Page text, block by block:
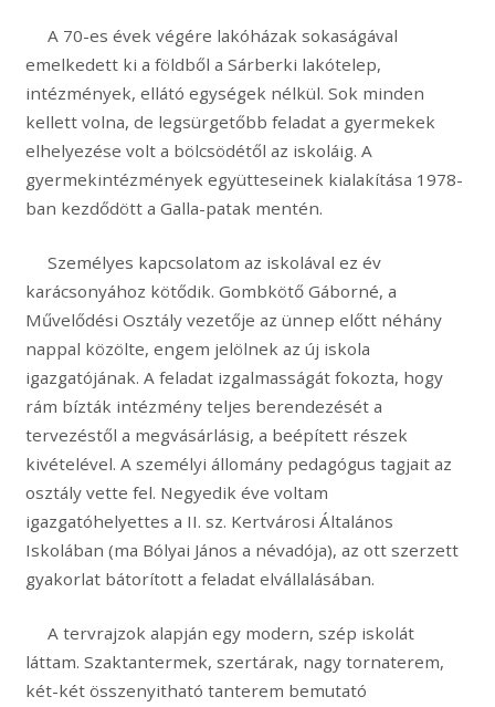
A 70-es évek végére lakóházak sokaságával
emelkedett ki a földből a Sárberki lakótelep,
intézmények, ellátó egységek nélkül. Sok minden
kellett volna, de legsürgetőbb feladat a gyermekek
elhelyezése volt a bölcsödétől az iskoláig. A
gyermekintézmények együtteseinek kialakítása 1978-
ban kezdődött a Galla-patak mentén.
Személyes kapcsolatom az iskolával ez év
karácsonyához kötődik. Gombkötő Gáborné, a
Művelődési Osztály vezetője az ünnep előtt néhány
nappal közölte, engem jelölnek az új iskola
igazgatójának. A feladat izgalmasságát fokozta, hogy
rám bízták intézmény teljes berendezését a
tervezéstől a megvásárlásig, a beépített részek
kivételével. A személyi állomány pedagógus tagjait az
osztály vette fel. Negyedik éve voltam
igazgatóhelyettes a II. sz. Kertvárosi Általános
Iskolában (ma Bólyai János a névadója), az ott szerzett
gyakorlat bátorított a feladat elvállalásában.
A tervrajzok alapján egy modern, szép iskolát
láttam. Szaktantermek, szertárak, nagy tornaterem,
két-két összenyitható tanterem bemutató